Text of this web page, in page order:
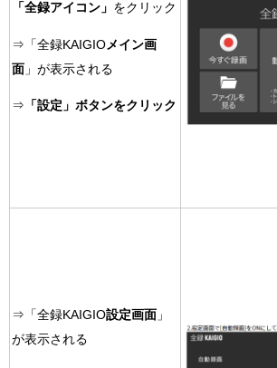
「全録アイコン」 をクリック
⇒「全録KAIGIO メイン画
面 」が表示される
⇒ 「設定」ボタンをクリック
⇒「全録KAIGIO設定画面 」
が表示される